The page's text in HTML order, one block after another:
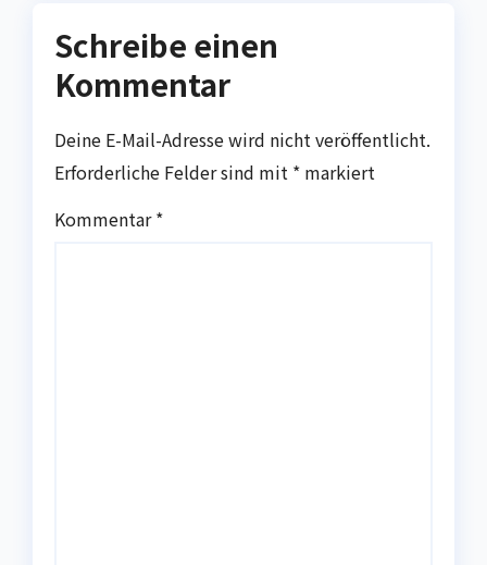
Schreibe einen
Kommentar
Deine E-Mail-Adresse wird nicht veröffentlicht.
Erforderliche Felder sind mit * markiert
Kommentar*